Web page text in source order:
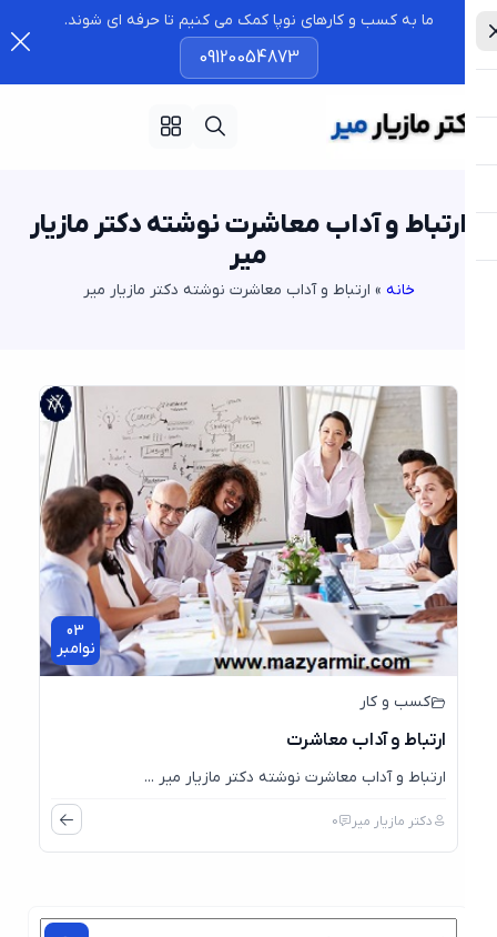
ما به کسب و کارهای نوپا کمک می کنیم تا حرفه ای شوند.
09120054873
و آداب معاشرت نوشته دکتر مازیار
میر
»ارتباط و آداب معاشرت نوشته دکتر مازیار میر
03
نوامبر
کسب و کار
ارتباط و آداب معاشرت
ارتباط و آداب معاشرت نوشته دکتر مازیار میر ...
دکتر مازیار میر 0